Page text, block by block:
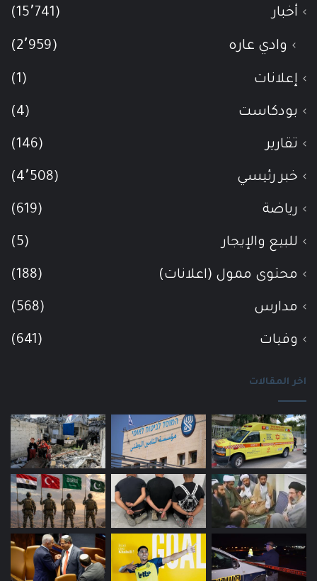
أخبار (15٬741)
وادي عاره (2٬959)
إعلانات (1)
بودكاست (4)
تقارير (146)
خبر رئيسي (4٬508)
رياضة (619)
للبيع والإيجار (5)
محتوى ممول (اعلانات) (188)
مدارس (568)
وفيات (641)
اخر المقالات